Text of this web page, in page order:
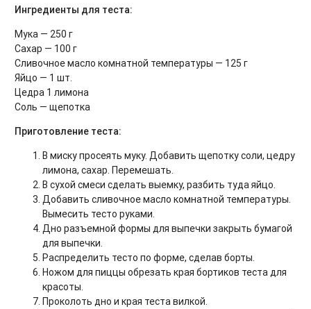
Ингредиенты для теста:
Мука — 250 г
Сахар — 100 г
Сливочное масло комнатной температуры — 125 г
Яйцо — 1 шт.
Цедра 1 лимона
Соль — щепотка
Приготовление теста:
В миску просеять муку. Добавить щепотку соли, цедру
лимона, сахар. Перемешать.
В сухой смеси сделать выемку, разбить туда яйцо.
Добавить сливочное масло комнатной температуры.
Вымесить тесто руками.
Дно разъемной формы для выпечки закрыть бумагой
для выпечки.
Распределить тесто по форме, сделав борты.
Ножом для пиццы обрезать края бортиков теста для
красоты.
Проколоть дно и края теста вилкой.